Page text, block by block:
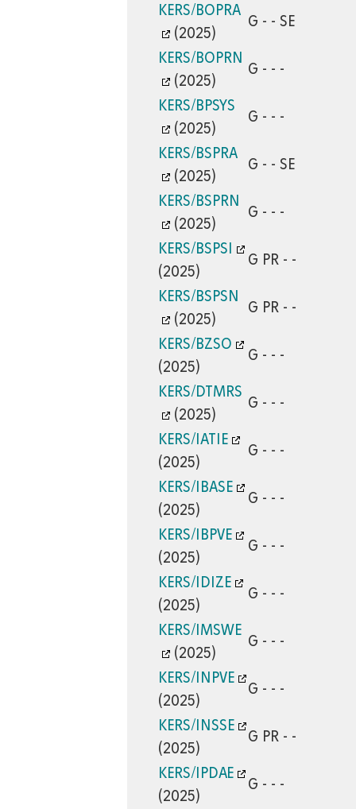
KERS/BOPRA
(2025)
G - - SE
KERS/BOPRN
(2025)
G - - -
KERS/BPSYS
(2025)
G - - -
KERS/BSPRA
(2025)
G - - SE
KERS/BSPRN
(2025)
G - - -
KERS/BSPSI
(2025)
G PR - -
KERS/BSPSN
(2025)
G PR - -
KERS/BZSO
(2025)
G - - -
KERS/DTMRS
(2025)
G - - -
KERS/IATIE
(2025)
G - - -
KERS/IBASE
(2025)
G - - -
KERS/IBPVE
(2025)
G - - -
KERS/IDIZE
(2025)
G - - -
KERS/IMSWE
(2025)
G - - -
KERS/INPVE
(2025)
G - - -
KERS/INSSE
(2025)
G PR - -
KERS/IPDAE
(2025)
G - - -